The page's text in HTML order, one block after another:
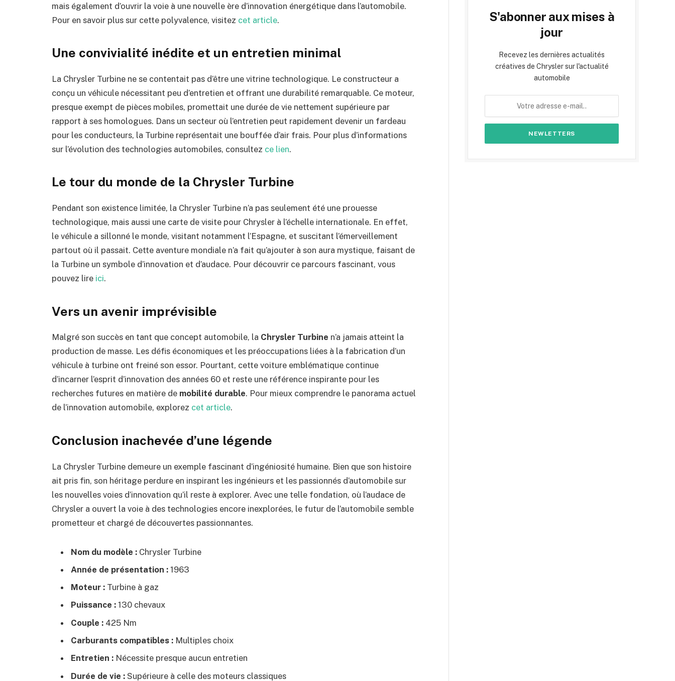
mais également d’ouvrir la voie à une nouvelle ère d’innovation énergétique dans l’automobile.
Pour en savoir plus sur cette polyvalence, visitez cet article.
Une convivialité inédite et un entretien minimal
La Chrysler Turbine ne se contentait pas d’être une vitrine technologique. Le constructeur a
conçu un véhicule nécessitant peu d’entretien et offrant une durabilité remarquable. Ce moteur,
presque exempt de pièces mobiles, promettait une durée de vie nettement supérieure par
rapport à ses homologues. Dans un secteur où l’entretien peut rapidement devenir un fardeau
pour les conducteurs, la Turbine représentait une bouffée d’air frais. Pour plus d’informations
sur l’évolution des technologies automobiles, consultez ce lien.
Le tour du monde de la Chrysler Turbine
Pendant son existence limitée, la Chrysler Turbine n’a pas seulement été une prouesse
technologique, mais aussi une carte de visite pour Chrysler à l’échelle internationale. En effet,
le véhicule a sillonné le monde, visitant notamment l’Espagne, et suscitant l’émerveillement
partout où il passait. Cette aventure mondiale n’a fait qu’ajouter à son aura mystique, faisant de
la Turbine un symbole d’innovation et d’audace. Pour découvrir ce parcours fascinant, vous
pouvez lire ici.
Vers un avenir imprévisible
Malgré son succès en tant que concept automobile, la Chrysler Turbine n’a jamais atteint la
production de masse. Les défis économiques et les préoccupations liées à la fabrication d’un
véhicule à turbine ont freiné son essor. Pourtant, cette voiture emblématique continue
d’incarner l’esprit d’innovation des années 60 et reste une référence inspirante pour les
recherches futures en matière de mobilité durable. Pour mieux comprendre le panorama actuel
de l’innovation automobile, explorez cet article.
Conclusion inachevée d’une légende
La Chrysler Turbine demeure un exemple fascinant d’ingéniosité humaine. Bien que son histoire
ait pris fin, son héritage perdure en inspirant les ingénieurs et les passionnés d’automobile sur
les nouvelles voies d’innovation qu’il reste à explorer. Avec une telle fondation, où l’audace de
Chrysler a ouvert la voie à des technologies encore inexplorées, le futur de l’automobile semble
prometteur et chargé de découvertes passionnantes.
Nom du modèle : Chrysler Turbine
Année de présentation : 1963
Moteur : Turbine à gaz
Puissance : 130 chevaux
Couple : 425 Nm
Carburants compatibles : Multiples choix
Entretien : Nécessite presque aucun entretien
Durée de vie : Supérieure à celle des moteurs classiques
S'abonner aux mises à
jour
Recevez les dernières actualités
créatives de Chrysler sur l'actualité
automobile